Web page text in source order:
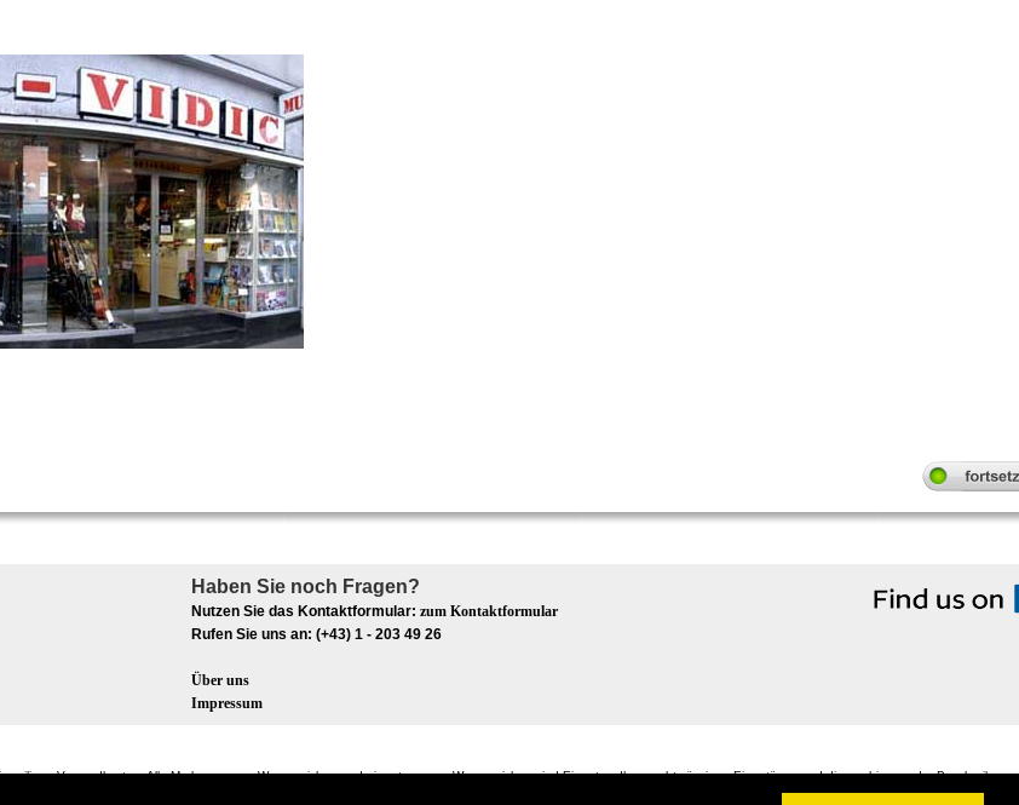
Haben Sie noch Fragen?
Nutzen Sie das Kontaktformular: zum Kontaktformular
Rufen Sie uns an: (+43) 1 - 203 49 26
Über uns
Impressum
Versandkosten. Alle Markennamen, Warenzeichen und eingetragenen Warenzeichen sind Eigentum Ihrer rechtmässigen Eigentümer und dienen hier nur der Beschreibung